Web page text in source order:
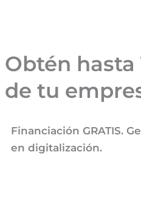
Obtén
de tu
Financiación GRATIS.
en digitalización.